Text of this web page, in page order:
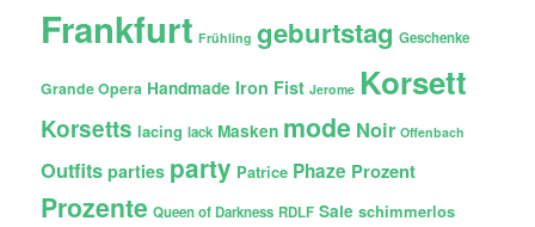
Frankfurt Frühling geburtstag Geschenke
Grande Opera Handmade Iron Fist Jerome Korsett
Korsetts lacing lack Masken mode Noir Offenbach
Outfits parties party Patrice Phaze Prozent
Prozente Queen of Darkness RDLF Sale schimmerlos